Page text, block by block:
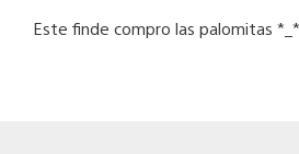
Este finde compro las palomitas *_*